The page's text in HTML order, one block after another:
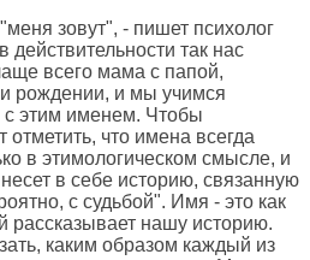
зовут", - пишет психолог
так нас
всего мама с папой,
рождении, и мы учимся
с этим именем. Чтобы
отметить, что имена всегда
в этимологическом смысле, и
в себе историю, связанную
с судьбой". Имя - это как
рассказывает нашу историю.
каким образом каждый из